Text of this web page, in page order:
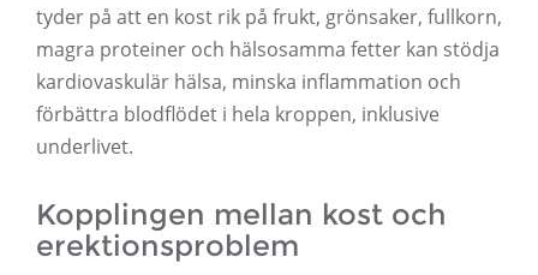
tyder på att en kost rik på frukt, grönsaker, fullkorn,
magra proteiner och hälsosamma fetter kan stödja
kardiovaskulär hälsa, minska inflammation och
förbättra blodflödet i hela kroppen, inklusive
underlivet.
Kopplingen mellan kost och
erektionsproblem